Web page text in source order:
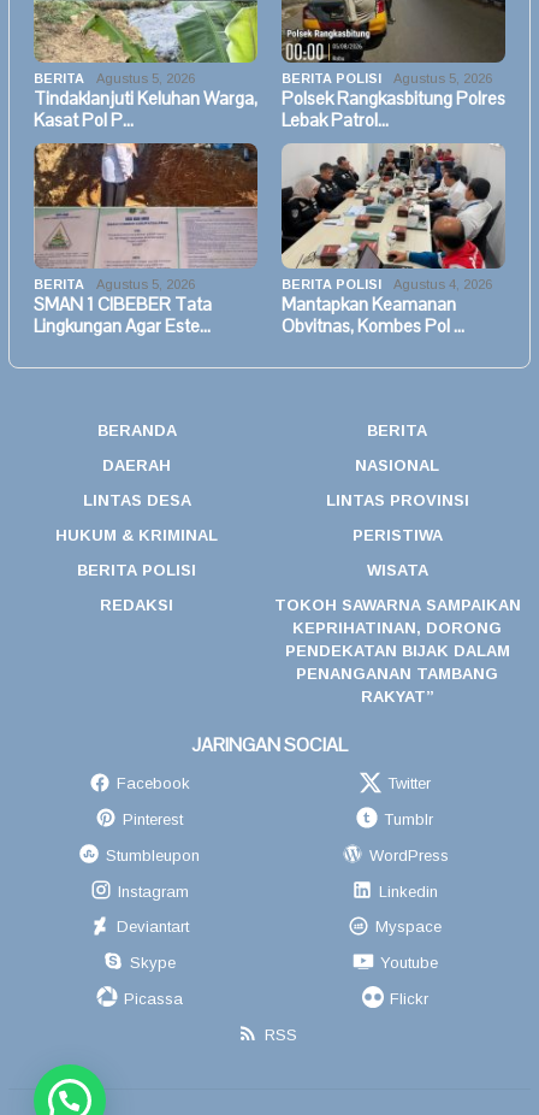
BERITA Agustus 5, 2026
Tindaklanjuti Keluhan Warga,
Kasat Pol P…
BERITA POLISI Agustus 5, 2026
Polsek Rangkasbitung Polres
Lebak Patrol…
BERITA Agustus 5, 2026
SMAN 1 CIBEBER Tata
Lingkungan Agar Este…
BERITA POLISI Agustus 4, 2026
Mantapkan Keamanan
Obvitnas, Kombes Pol …
BERANDA
BERITA
DAERAH
NASIONAL
LINTAS DESA
LINTAS PROVINSI
HUKUM & KRIMINAL
PERISTIWA
BERITA POLISI
WISATA
REDAKSI
TOKOH SAWARNA SAMPAIKAN
KEPRIHATINAN, DORONG
PENDEKATAN BIJAK DALAM
PENANGANAN TAMBANG
RAKYAT”
JARINGAN SOCIAL
Facebook
Twitter
Pinterest
Tumblr
Stumbleupon
WordPress
Instagram
Linkedin
Deviantart
Myspace
Skype
Youtube
Picassa
Flickr
RSS